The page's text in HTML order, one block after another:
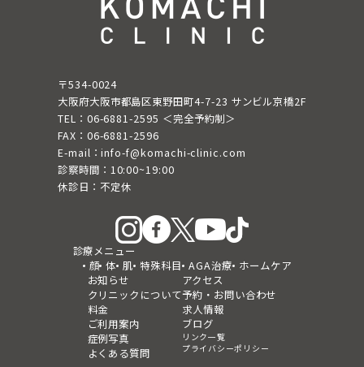
〒534-0024
大阪府大阪市都島区東野田町4-7-23 サンビル京橋2F
TEL：06-6881-2595 ＜完全予約制＞
FAX：06-6881-2596
E-mail：info-f@komachi-clinic.com
診察時間：10:00~19:00
休診日：不定休
診療メニュー
顔 体 肌 特殊科目 AGA治療 ホームケア
お知らせ
クリニックについて
料金
ご利用案内
症例写真
よくある質問
アクセス
予約・お問い合わせ
求人情報
ブログ
リンク一覧
プライバシーポリシー